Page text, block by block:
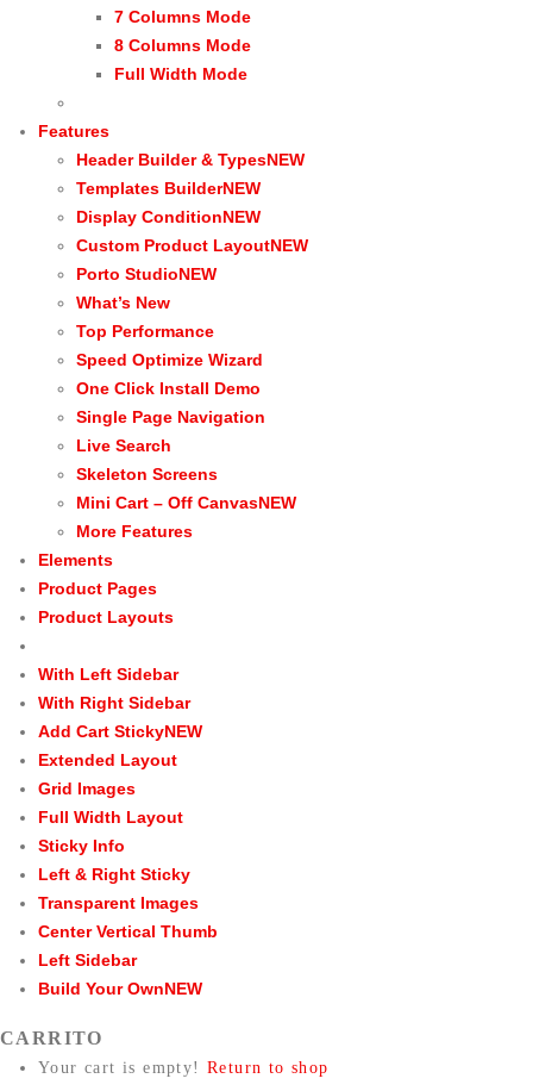
7 Columns Mode
8 Columns Mode
Full Width Mode
Features
Header Builder & TypesNEW
Templates BuilderNEW
Display ConditionNEW
Custom Product LayoutNEW
Porto StudioNEW
What’s New
Top Performance
Speed Optimize Wizard
One Click Install Demo
Single Page Navigation
Live Search
Skeleton Screens
Mini Cart – Off CanvasNEW
More Features
Elements
Product Pages
Product Layouts
With Left Sidebar
With Right Sidebar
Add Cart StickyNEW
Extended Layout
Grid Images
Full Width Layout
Sticky Info
Left & Right Sticky
Transparent Images
Center Vertical Thumb
Left Sidebar
Build Your OwnNEW
CARRITO
Your cart is empty! Return to shop